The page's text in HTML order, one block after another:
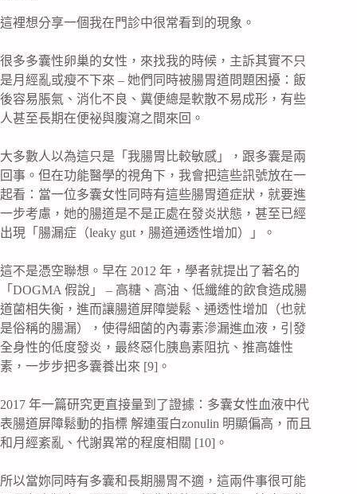
這裡想分享一個我在門診中很常看到的現象。
很多多囊性卵巢的女性，來找我的時候，主訴其實不只
是月經亂或瘦不下來 – 她們同時被腸胃道問題困擾：飯
後容易脹氣、消化不良、糞便總是軟散不易成形，有些
人甚至長期在便祕與腹瀉之間來回。
大多數人以為這只是「我腸胃比較敏感」，跟多囊是兩
回事。但在功能醫學的視角下，我會把這些訊號放在一
起看：當一位多囊女性同時有這些腸胃道症狀，就要進
一步考慮，她的腸道是不是正處在發炎狀態，甚至已經
出現「腸漏症（leaky gut，腸道通透性增加）」。
這不是憑空聯想。早在 2012 年，學者就提出了著名的
「DOGMA 假說」 – 高糖、高油、低纖維的飲食造成腸
道菌相失衡，進而讓腸道屏障變鬆、通透性增加（也就
是俗稱的腸漏），使得細菌的內毒素滲漏進血液，引發
全身性的低度發炎，最終惡化胰島素阻抗、推高雄性
素，一步步把多囊養出來 [9]。
2017 年一篇研究更直接量到了證據：多囊女性血液中代
表腸道屏障鬆動的指標 解連蛋白zonulin 明顯偏高，而且
和月經紊亂、代謝異常的程度相關 [10]。
所以當妳同時有多囊和長期腸胃不適，這兩件事很可能